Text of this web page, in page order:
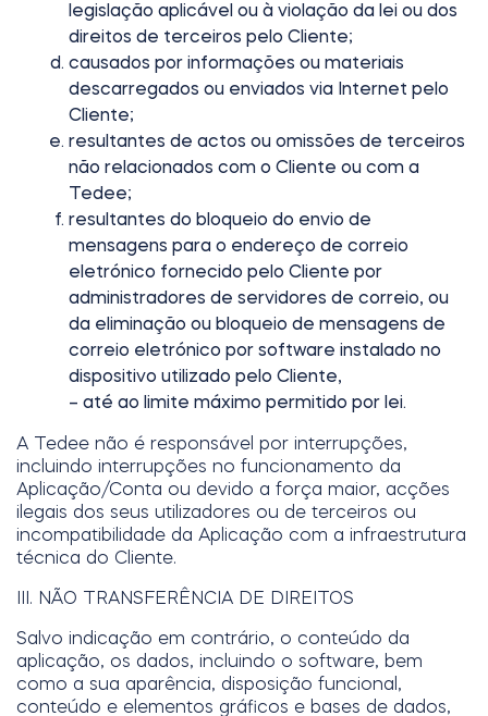
legislação aplicável ou à violação da lei ou dos
direitos de terceiros pelo Cliente;
causados por informações ou materiais
descarregados ou enviados via Internet pelo
Cliente;
resultantes de actos ou omissões de terceiros
não relacionados com o Cliente ou com a
Tedee;
resultantes do bloqueio do envio de
mensagens para o endereço de correio
eletrónico fornecido pelo Cliente por
administradores de servidores de correio, ou
da eliminação ou bloqueio de mensagens de
correio eletrónico por software instalado no
dispositivo utilizado pelo Cliente,
– até ao limite máximo permitido por lei.
A Tedee não é responsável por interrupções,
incluindo interrupções no funcionamento da
Aplicação/Conta ou devido a força maior, acções
ilegais dos seus utilizadores ou de terceiros ou
incompatibilidade da Aplicação com a infraestrutura
técnica do Cliente.
III. NÃO TRANSFERÊNCIA DE DIREITOS
Salvo indicação em contrário, o conteúdo da
aplicação, os dados, incluindo o software, bem
como a sua aparência, disposição funcional,
conteúdo e elementos gráficos e bases de dados,